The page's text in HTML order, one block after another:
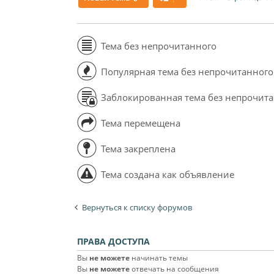
Тема без непрочитанного
Популярная тема без непрочитанного
Заблокированная тема без
Тема перемещена
Тема закреплена
Тема создана как объявление
Вернуться к списку форумов
ПРАВА ДОСТУПА
Вы не можете начинать темы
Вы не можетеотвечать на сообщения